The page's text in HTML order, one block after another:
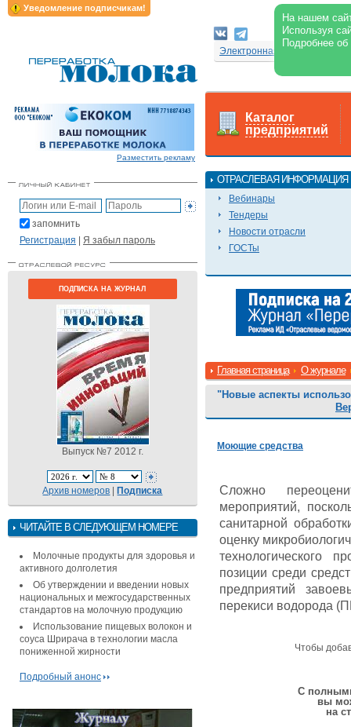
Уведомление подписчикам!
На нашем
Используя
Подробнее
Электронная версия
Разместить рекламу
запомнить
Регистрация | Я забыл пароль
ПОДПИСКА НА ЖУРНАЛ
Выпуск №7 2012 г.
Архив номеров |Подписка
ЧИТАЙТЕ В СЛЕДУЮЩЕМ НОМЕРЕ
Молочные продукты для здоровья и
активного долголетия
Об утверждении и введении новых
национальных и межгосударственных
стандартов на молочную продукцию
Использование пищевых волокон и
соуса Шрирача в технологии масла
пониженной жирности
Подробный анонс
Каталог
предприятий
ОТРАСЛЕВАЯ ИНФОРМАЦИЯ
Вебинары
Тендеры
Новости отрасли
ГОСТы
Главная страница О журнале
"Новые аспекты
Моющие средства
Сложно
мероприятий,
санитарной
оценку
технологического
позиции среди
предприятий
перекиси водорода
Чтобы
С
вы
на